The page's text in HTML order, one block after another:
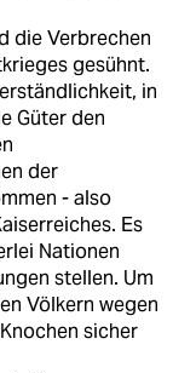
die Verbrechen
gesühnt.
in
Güter den
der
- also
Es
Nationen
stellen. Um
Völkern wegen
sicher